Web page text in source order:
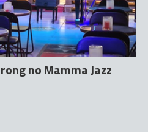
no Mamma Jazz